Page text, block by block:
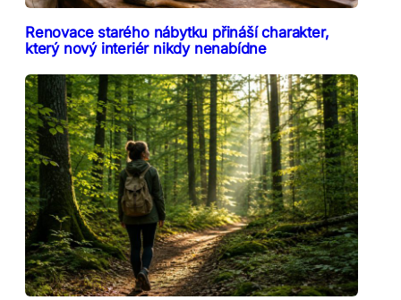
Renovace starého nábytku přináší charakter,
který nový interiér nikdy nenabídne